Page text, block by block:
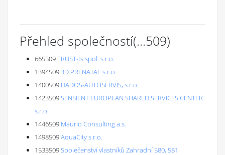
Přehled společností(...509)
665509TRUST-ts spol. s r.o.
13945093D PRENATAL s.r.o.
1400509 DADOS-AUTOSERVIS, s.r.o.
1423509SENSIENT EUROPEAN SHARED SERVICES CENTER
s.r.o.
1446509 Maurio Consulting a.s.
1498509AquaCity s.r.o.
1533509Společenství vlastníků Zahradní 580, 581